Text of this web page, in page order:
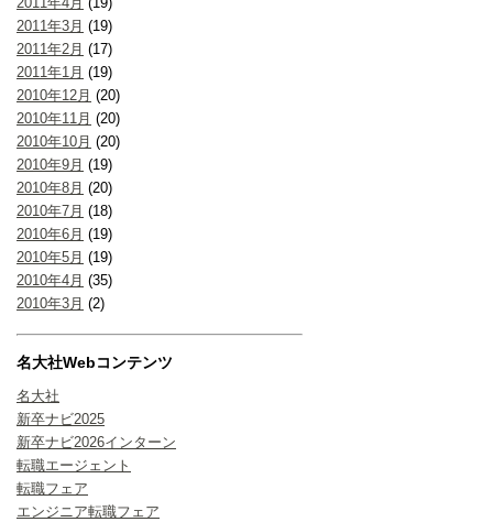
2011年3月 (19)
2011年2月 (17)
2011年1月 (19)
2010年12月 (20)
2010年11月 (20)
2010年10月 (20)
2010年9月 (19)
2010年8月 (20)
2010年7月 (18)
2010年6月 (19)
2010年5月 (19)
2010年4月 (35)
2010年3月 (2)
名大社Webコンテンツ
名大社
新卒ナビ2025
新卒ナビ2026インターン
転職エージェント
転職フェア
エンジニア転職フェア